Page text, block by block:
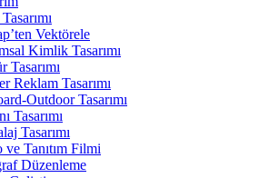
Vektörele
Kimlik Tasarımı
Tasarımı
Reklam Tasarımı
Outdoor Tasarımı
Tasarımı
Tasarımı
ve Tanıtım Filmi
Düzenleme